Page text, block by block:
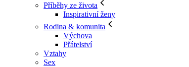
Příběhy ze života
Inspirativní ženy
Rodina & komunita
Výchova
Přátelství
Vztahy
Sex